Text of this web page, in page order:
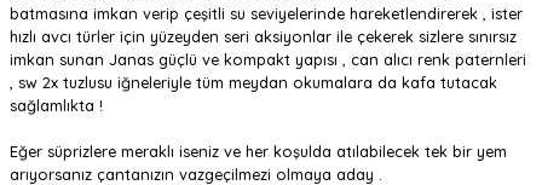
batmasına imkan verip çeşitli su seviyelerinde hareketlendirerek , ister
hızlı avcı türler için yüzeyden seri aksiyonlar ile çekerek sizlere sınırsız
imkan sunan Janas güçlü ve kompakt yapısı , can alıcı renk paternleri
, sw 2x tuzlusu iğneleriyle tüm meydan okumalara da kafa tutacak
sağlamlıkta !
Eğer süprizlere meraklı iseniz ve her koşulda atılabilecek tek bir yem
arıyorsanız çantanızın vazgeçilmezi olmaya aday .